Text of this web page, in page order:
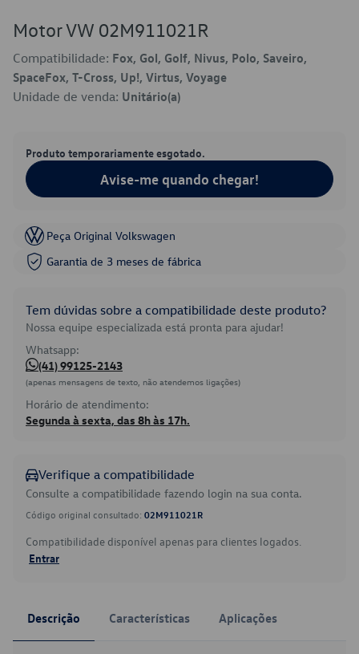
Motor VW 02M911021R
Compatibilidade: Fox, Gol, Golf, Nivus, Polo, Saveiro,
SpaceFox, T-Cross, Up!, Virtus, Voyage
Unidade de venda: Unitário(a)
Produto temporariamente esgotado.
Avise-me quando chegar!
Peça Original Volkswagen
Garantia de 3 meses de fábrica
Tem dúvidas sobre a compatibilidade deste produto?
Nossa equipe especializada está pronta para ajudar!
Whatsapp:
(41) 99125-2143
(apenas mensagens de texto, não atendemos ligações)
Horário de atendimento:
Segunda à sexta, das 8h às 17h.
Verifique a compatibilidade
Consulte a compatibilidade fazendo login na sua conta.
Código original consultado: 02M911021R
Compatibilidade disponível apenas para clientes logados.
Entrar
Descrição Características Aplicações